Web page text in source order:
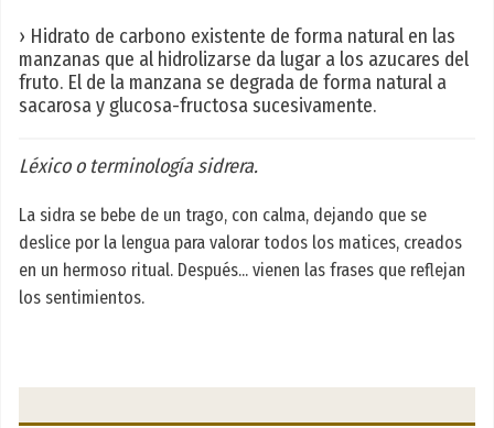
› Hidrato de carbono existente de forma natural en las
manzanas que al hidrolizarse da lugar a los azucares del
fruto. El de la manzana se degrada de forma natural a
sacarosa y glucosa-fructosa sucesivamente.
Léxico o terminología sidrera.
La sidra se bebe de un trago, con calma, dejando que se
deslice por la lengua para valorar todos los matices, creados
en un hermoso ritual. Después... vienen las frases que reflejan
los sentimientos.